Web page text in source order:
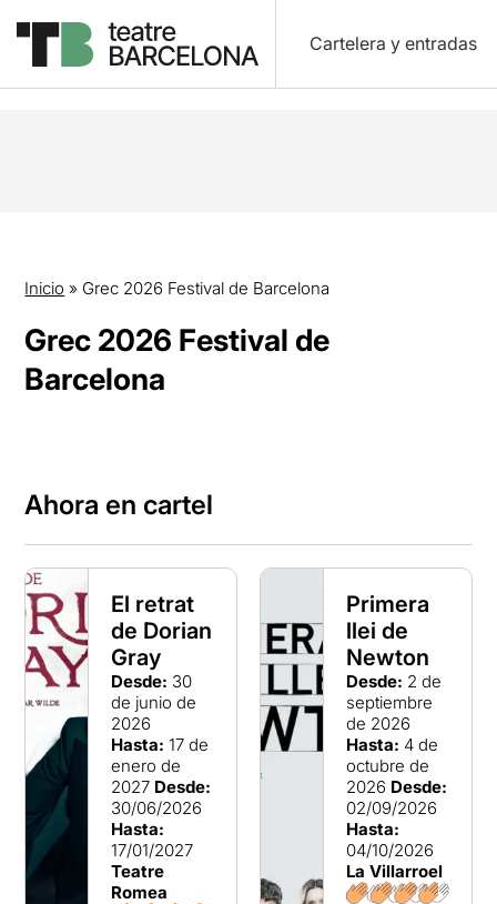
Cartelera y entradas
Inicio » Grec 2026 Festival de Barcelona
Grec 2026 Festival de
Barcelona
Ahora en cartel
El retrat
de Dorian
Gray
Desde: 30
de junio de
2026
Hasta: 17 de
enero de
2027 Desde:
30/06/2026
Hasta:
17/01/2027
Teatre
Romea
Primera
llei de
Newton
Desde: 2 de
septiembre
de 2026
Hasta: 4 de
octubre de
2026 Desde:
02/09/2026
Hasta:
04/10/2026
La Villarroel